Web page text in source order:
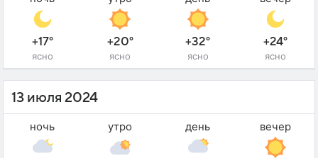
+17°
ясно
+20°
ясно
+32°
ясно
+24°
ясно
13 июля 2024
ночь утро день вечер